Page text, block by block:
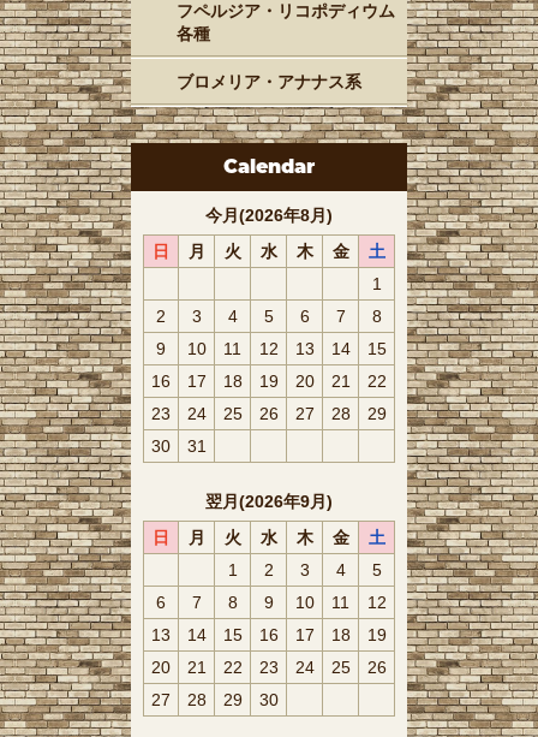
フペルジア・リコポディウム
各種
ブロメリア・アナナス系
Calendar
今月(2026年8月)
日
月 火 水 木 金
土
1
2
3 4 5 6 7
8
9
10 11 12 13 14
15
16
17 18 19 20 21
22
23
24 25 26 27 28
29
30
31
翌月(2026年9月)
日
月 火 水 木 金
土
1
2 3 4
5
6
7 8 9 10 11
12
13
14 15 16 17 18
19
20
21 22 23 24 25
26
27
28 29 30